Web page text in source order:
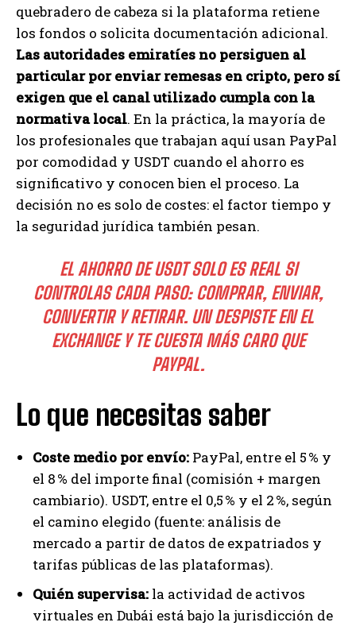
quebradero de cabeza si la plataforma retiene
los fondos o solicita documentación adicional.
Las autoridades emiratíes no persiguen al
particular por enviar remesas en cripto, pero sí
exigen que el canal utilizado cumpla con la
normativa local. En la práctica, la mayoría de
los profesionales que trabajan aquí usan PayPal
por comodidad y USDT cuando el ahorro es
significativo y conocen bien el proceso. La
decisión no es solo de costes: el factor tiempo y
la seguridad jurídica también pesan.
EL AHORRO DE USDT SOLO ES REAL SI
CONTROLAS CADA PASO: COMPRAR, ENVIAR,
CONVERTIR Y RETIRAR. UN DESPISTE EN EL
EXCHANGE Y TE CUESTA MÁS CARO QUE
PAYPAL.
Lo que necesitas saber
Coste medio por envío: PayPal, entre el 5 % y
el 8 % del importe final (comisión + margen
cambiario). USDT, entre el 0,5 % y el 2 %, según
el camino elegido (fuente: análisis de
mercado a partir de datos de expatriados y
tarifas públicas de las plataformas).
Quién supervisa: la actividad de activos
virtuales en Dubái está bajo la jurisdicción de